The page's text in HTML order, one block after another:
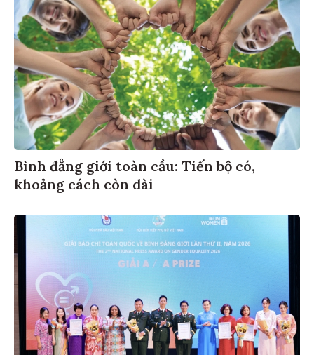
Bình đẳng giới toàn cầu: Tiến bộ có,
khoảng cách còn dài